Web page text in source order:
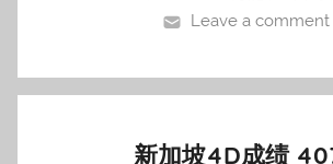
Leave a comment
新加坡4D成绩